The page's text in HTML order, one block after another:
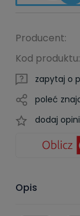
Producent:
Kod produktu:
zapytaj o
poleć
dodaj
Opis